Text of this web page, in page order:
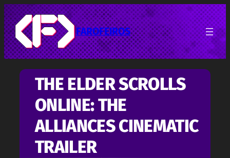
Pular
para
o
conteúdo
FAROFEIROS
THE ELDER SCROLLS
ONLINE: THE
ALLIANCES CINEMATIC
TRAILER